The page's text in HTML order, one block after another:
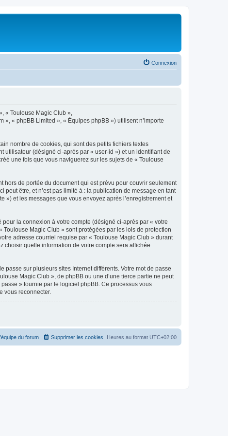
Connexion
« Toulouse Magic Club »,
« phpBB Limited », « Équipes phpBB ») utilisent n’importe
nombre de cookies, qui sont des petits fichiers textes
utilisateur (désigné ci-après par « user-id ») et un identifiant de
une fois que vous naviguerez sur les sujets de « Toulouse
de portée du document qui est prévu pour couvrir seulement
être, et n’est pas limité à : la publication de message en tant
») et les messages que vous envoyez après l’enregistrement et
la connexion à votre compte (désigné ci-après par « votre
Magic Club » sont protégées par les lois de protection
adresse courriel requise par « Toulouse Magic Club » durant
choisir quelle information de votre compte sera affichée
passe sur plusieurs sites Internet différents. Votre mot de passe
Magic Club », de phpBB ou une d’une tierce partie ne peut
» fournie par le logiciel phpBB. Ce processus vous
vous reconnecter.
Heures au format UTC+02:00
Supprimer les cookies
du forum